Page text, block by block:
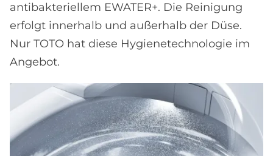
antibakteriellem EWATER+. Die Reinigung
erfolgt innerhalb und außerhalb der Düse.
Nur TOTO hat diese Hygienetechnologie im
Angebot.